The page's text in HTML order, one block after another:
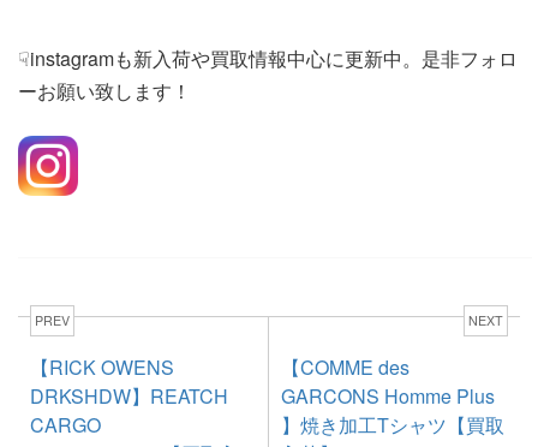
☟instagramも新入荷や買取情報中心に更新中。是非フォロ
ーお願い致します！
PREV
【RICK OWENS
DRKSHDW】REATCH
CARGO
NEXT
【COMME des
GARCONS Homme Plus
】焼き加工Tシャツ【買取